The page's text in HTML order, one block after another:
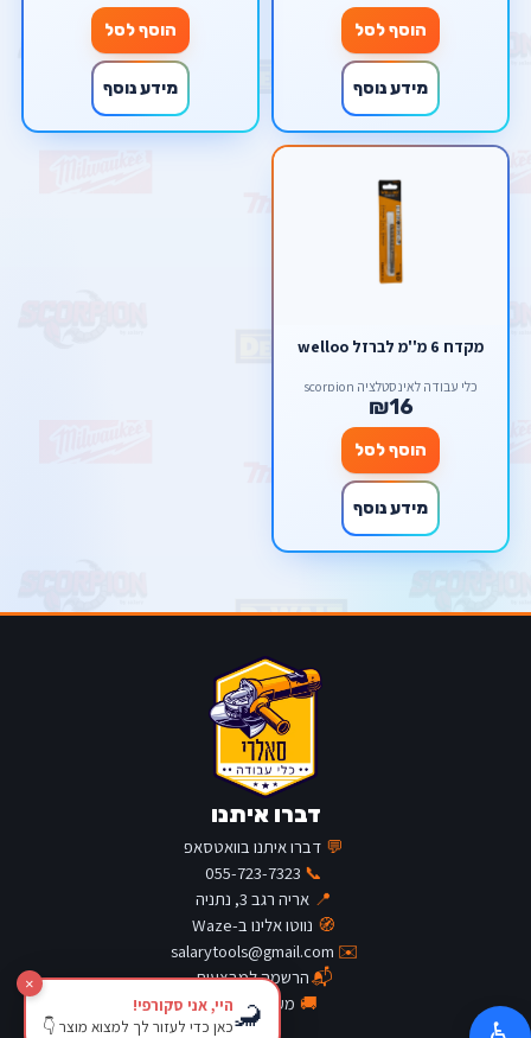
הוסף לסל
מידע נוסף
הוסף לסל
מידע נוסף
מקדח 6 מ''מ לברזל welloo
כלי עבודה לאינסטלציה scorpion
₪16
הוסף לסל
מידע נוסף
דברו איתנו
💬 דברו איתנו בוואטסאפ
📞
055-723-7323
📍 אריה רגב 3, נתניה
🧭 נווטו אלינו ב-Waze
✉️
salarytools@gmail.com
📬הרשמה למבצעים
🚚 מעקב משלוח
×
🦂היי, אני סקורפי!
כאן כדי לעזור לך למצוא מוצר 👇